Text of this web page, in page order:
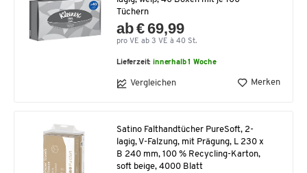
Tüchern
ab € 69,99
pro VE ab 3 VE à 40 St.
Lieferzeit:innerhalb 1 Woche
Vergleichen Merken
Satino Falthandtücher PureSoft, 2-
lagig, V-Falzung, mit Prägung, L 230 x
B 240 mm, 100 % Recycling-Karton,
soft beige, 4000 Blatt